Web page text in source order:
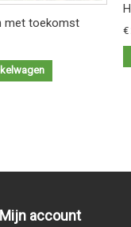
met toekomst
€
Mijn account